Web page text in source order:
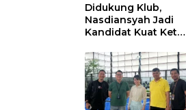
Didukung Klub,
Nasdiansyah Jadi
Kandidat Kuat Ketua